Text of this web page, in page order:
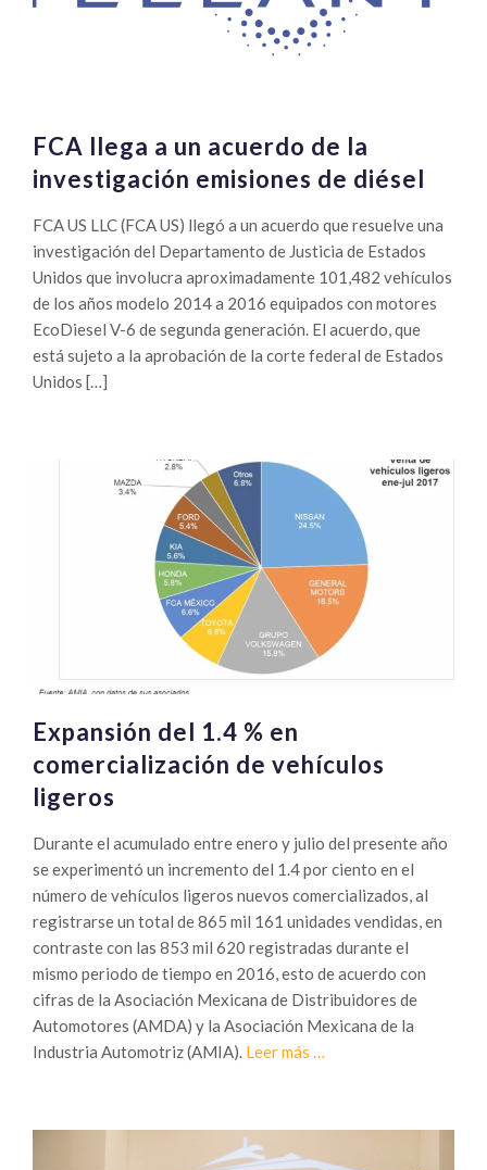
FCA llega a un acuerdo de la
investigación emisiones de diésel
FCA US LLC (FCA US) llegó a un acuerdo que resuelve una
investigación del Departamento de Justicia de Estados
Unidos que involucra aproximadamente 101,482 vehículos
de los años modelo 2014 a 2016 equipados con motores
EcoDiesel V-6 de segunda generación. El acuerdo, que
está sujeto a la aprobación de la corte federal de Estados
Unidos […]
Expansión del 1.4 % en
comercialización de vehículos
ligeros
Durante el acumulado entre enero y julio del presente año
se experimentó un incremento del 1.4 por ciento en el
número de vehículos ligeros nuevos comercializados, al
registrarse un total de 865 mil 161 unidades vendidas, en
contraste con las 853 mil 620 registradas durante el
mismo periodo de tiempo en 2016, esto de acuerdo con
cifras de la Asociación Mexicana de Distribuidores de
Automotores (AMDA) y la Asociación Mexicana de la
Industria Automotriz (AMIA). Leer más
1.4
%
…